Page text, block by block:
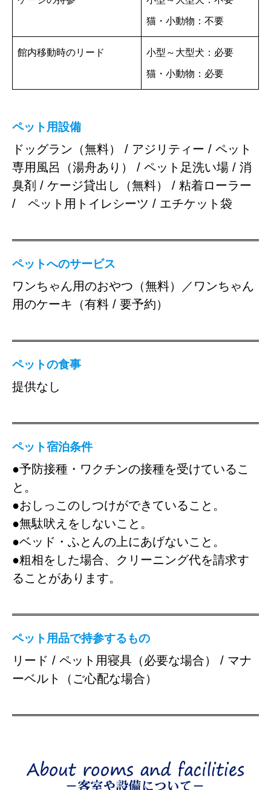
猫・小動物：不要
館内移動時のリード 小型～大型犬：必要
猫・小動物：必要
ペット用設備
ドッグラン（無料） / アジリティー / ペット
専用風呂（湯舟あり） / ペット足洗い場 / 消
臭剤 / ケージ貸出し（無料） / 粘着ローラー
/ ペット用トイレシーツ / エチケット袋
ペットへのサービス
ワンちゃん用のおやつ（無料）／ワンちゃん
用のケーキ（有料 / 要予約）
ペットの食事
提供なし
ペット宿泊条件
●予防接種・ワクチンの接種を受けているこ
と。
●おしっこのしつけができていること。
●無駄吠えをしないこと。
●ベッド・ふとんの上にあげないこと。
●粗相をした場合、クリーニング代を請求す
ることがあります。
ペット用品で持参するもの
リード / ペット用寝具（必要な場合） / マナ
ーベルト（ご心配な場合）